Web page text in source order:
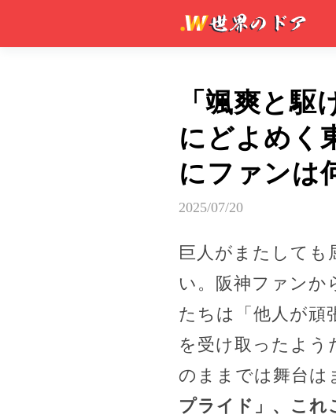
「颯爽と
にどよめく
にファンは
2025/07/20
巨人がまたしても
い。阪神ファンか
たちは「他人が頑
を受け取ったよう
のままでは舞台は
プライド」、これ